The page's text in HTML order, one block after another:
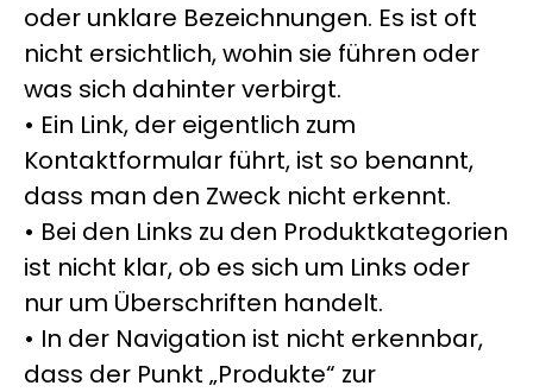
oder unklare Bezeichnungen. Es ist oft
nicht ersichtlich, wohin sie führen oder
was sich dahinter verbirgt.
• Ein Link, der eigentlich zum
Kontaktformular führt, ist so benannt,
dass man den Zweck nicht erkennt.
• Bei den Links zu den Produktkategorien
ist nicht klar, ob es sich um Links oder
nur um Überschriften handelt.
• In der Navigation ist nicht erkennbar,
dass der Punkt „Produkte“ zur